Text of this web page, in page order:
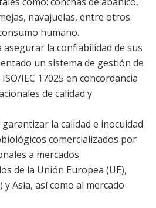
navajuelas, entre otros
humano.
la confiabilidad de sus
un sistema de gestión de
IEC 17025 en concordancia
de calidad y
la calidad e inocuidad
comercializados por
a mercados
de la Unión Europea (UE),
y Asia, así como al mercado